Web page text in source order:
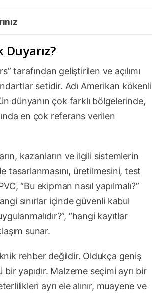
Duyarız?
tarafından geliştirilen ve açılımı
setidir. Adı Amerikan kökenli
dünyanın çok farklı bölgelerinde,
en çok referans verilen
kazanların ve ilgili sistemlerin
tasarlanmasını, üretilmesini, test
“Bu ekipman nasıl yapılmalı?”
sınırlar içinde güvenli kabul
“hangi kayıtlar
sunar.
rehber değildir. Oldukça geniş
yapıdır. Malzeme seçimi ayrı bir
ayrı ele alınır, muayene ve